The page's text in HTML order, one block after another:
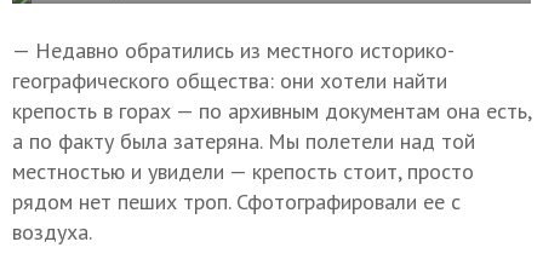
— Недавно обратились из местного историко-
географического общества: они хотели найти
крепость в горах — по архивным документам она есть,
а по факту была затеряна. Мы полетели над той
местностью и увидели — крепость стоит, просто
рядом нет пеших троп. Сфотографировали ее с
воздуха.